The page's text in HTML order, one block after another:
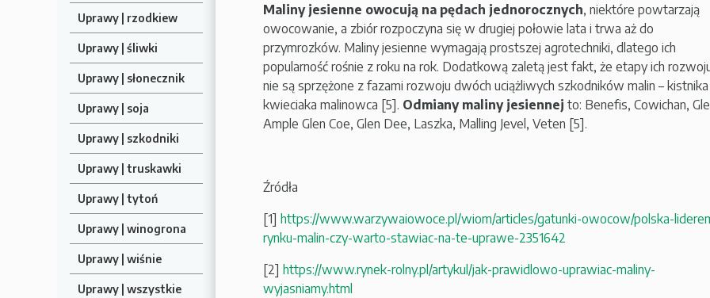
Uprawy | rzodkiew
Uprawy | śliwki
Uprawy | słonecznik
Uprawy | soja
Uprawy | szkodniki
Uprawy | truskawki
Uprawy | tytoń
Uprawy | winogrona
Uprawy | wiśnie
Uprawy | wszystkie
Maliny jesienne owocują na pędach jednorocznych, niektóre powtarzają
owocowanie, a zbiór rozpoczyna się w drugiej połowie lata i trwa aż do
przymrozków. Maliny jesienne wymagają prostszej agrotechniki, dlatego ich
popularność rośnie z roku na rok. Dodatkową zaletą jest fakt, że etapy ich
nie są sprzężone z fazami rozwoju dwóch uciążliwych szkodników malin –
kwieciaka malinowca [5]. Odmiany maliny jesiennej to: Benefis, Cowichan,
Ample Glen Coe, Glen Dee, Laszka, Malling Jevel, Veten [5].
Źródła
[1] https://www.warzywaiowoce.pl/wiom/articles/gatunki-owocow/polska-
rynku-malin-czy-warto-stawiac-na-te-uprawe-2351642
[2] https://www.rynek-rolny.pl/artykul/jak-prawidlowo-uprawiac-maliny-
wyjasniamy.html